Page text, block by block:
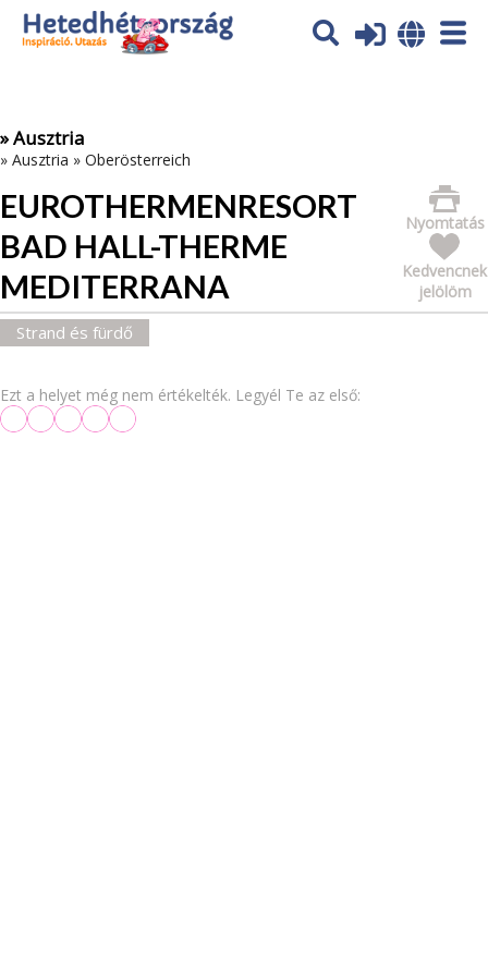
Az oldal sütiket (cookies) használ. További tájékoztatás itt:
Adatvédelmi tájékoztató
» Ausztria
» Ausztria » Oberösterreich
EUROTHERMENRESORT
BAD HALL-THERME
MEDITERRANA
Nyomtatás
Kedvencnek
jelölöm
Strand és fürdő
Ezt a helyet még nem értékelték. Legyél Te az első: